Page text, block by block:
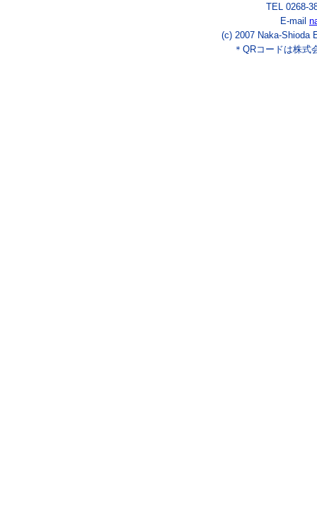
TEL 0268-
E-mail
(c) 2007 Naka-Shioda
＊QRコードは株式